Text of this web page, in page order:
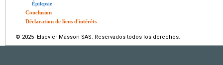
Épilepsie
Conclusion
Déclaration de liens d'intérêts
© 2025 Elsevier Masson SAS. Reservados todos los derechos.